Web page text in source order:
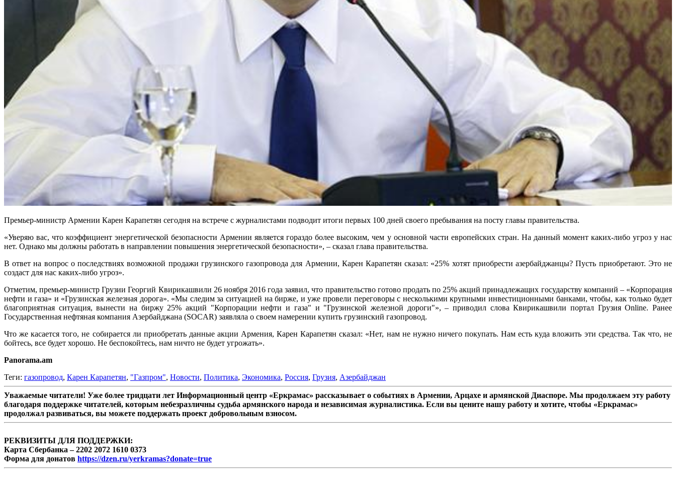
Премьер-министр Армении Карен Карапетян сегодня на встрече с журналистами подводит итоги первых 100 дней своего пребывания на посту главы правительства.
«Уверяю вас, что коэффициент энергетической безопасности Армении является гораздо более высоким, чем у основной части европейских стран. На данный момент каких-либо угроз у нас
нет. Однако мы должны работать в направлении повышения энергетической безопасности», – сказал глава правительства.
В ответ на вопрос о последствиях возможной продажи грузинского газопровода для Армении, Карен Карапетян сказал: «25% хотят приобрести азербайджанцы? Пусть приобретают. Это не
создаст для нас каких-либо угроз».
Отметим, премьер-министр Грузии Георгий Квирикашвили 26 ноября 2016 года заявил, что правительство готово продать по 25% акций принадлежащих государству компаний – «Корпорация
нефти и газа» и «Грузинская железная дорога». «Мы следим за ситуацией на бирже, и уже провели переговоры с несколькими крупными инвестиционными банками, чтобы, как только будет
благоприятная ситуация, вынести на биржу 25% акций "Корпорации нефти и газа" и "Грузинской железной дороги"», – приводил слова Квирикашвили портал Грузия Online. Ранее
Государственная нефтяная компания Азербайджана (SOCAR) заявляла о своем намерении купить грузинский газопровод.
Что же касается того, не собирается ли приобретать данные акции Армения, Карен Карапетян сказал: «Нет, нам не нужно ничего покупать. Нам есть куда вложить эти средства. Так что, не
бойтесь, все будет хорошо. Не беспокойтесь, нам ничто не будет угрожать».
Panorama.am
Теги: газопровод, Карен Карапетян, "Газпром", Новости, Политика, Экономика, Россия, Грузия, Азербайджан
Уважаемые читатели! Уже более тридцати лет Информационный центр «Еркрамас» рассказывает о событиях в Армении, Арцахе и армянской Диаспоре. Мы продолжаем эту работу
благодаря поддержке читателей, которым небезразличны судьба армянского народа и независимая журналистика. Если вы цените нашу работу и хотите, чтобы «Еркрамас»
продолжал развиваться, вы можете поддержать проект добровольным взносом.
РЕКВИЗИТЫ ДЛЯ ПОДДЕРЖКИ:
Карта Сбербанка – 2202 2072 1610 0373
Форма для донатов https://dzen.ru/yerkramas?donate=true